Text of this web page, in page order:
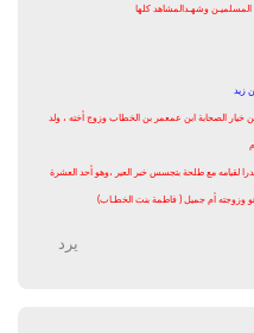
المسلميـن وشهـدالمشاهد كلها
خيار الصحابة ابن عمعمر بن الخطاب وزوج أخته ، ولد
بدرا لقيامه مع طلحة بتجسس خبر العير ،وهو أحد العشرة
هو وزوجته أم جميل ( فاطمة بنت الخطـاب)
يرد